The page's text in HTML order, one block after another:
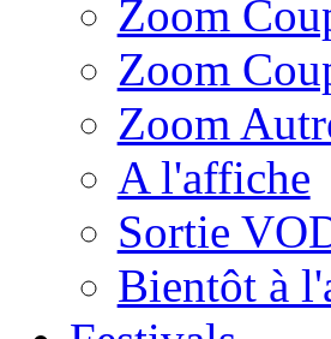
Zoom
Zoom
Zoom
A l'affiche
Sortie
Bientôt à